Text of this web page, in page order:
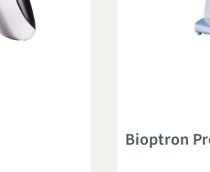
von 5 von 5 SternenBioptron